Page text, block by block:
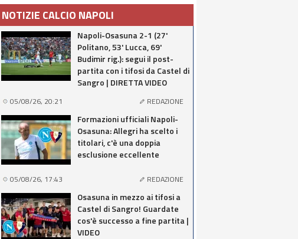
NOTIZIE CALCIO NAPOLI
Napoli-Osasuna 2-1 (27'
Politano, 53' Lucca, 69'
Budimir rig.): segui il post-
partita con i tifosi da Castel di
Sangro | DIRETTA VIDEO
05/08/26, 20:21 REDAZIONE
Formazioni ufficiali Napoli-
Osasuna: Allegri ha scelto i
titolari, c'è una doppia
esclusione eccellente
05/08/26, 17:43 REDAZIONE
Osasuna in mezzo ai tifosi a
Castel di Sangro! Guardate
cos'è successo a fine partita |
VIDEO